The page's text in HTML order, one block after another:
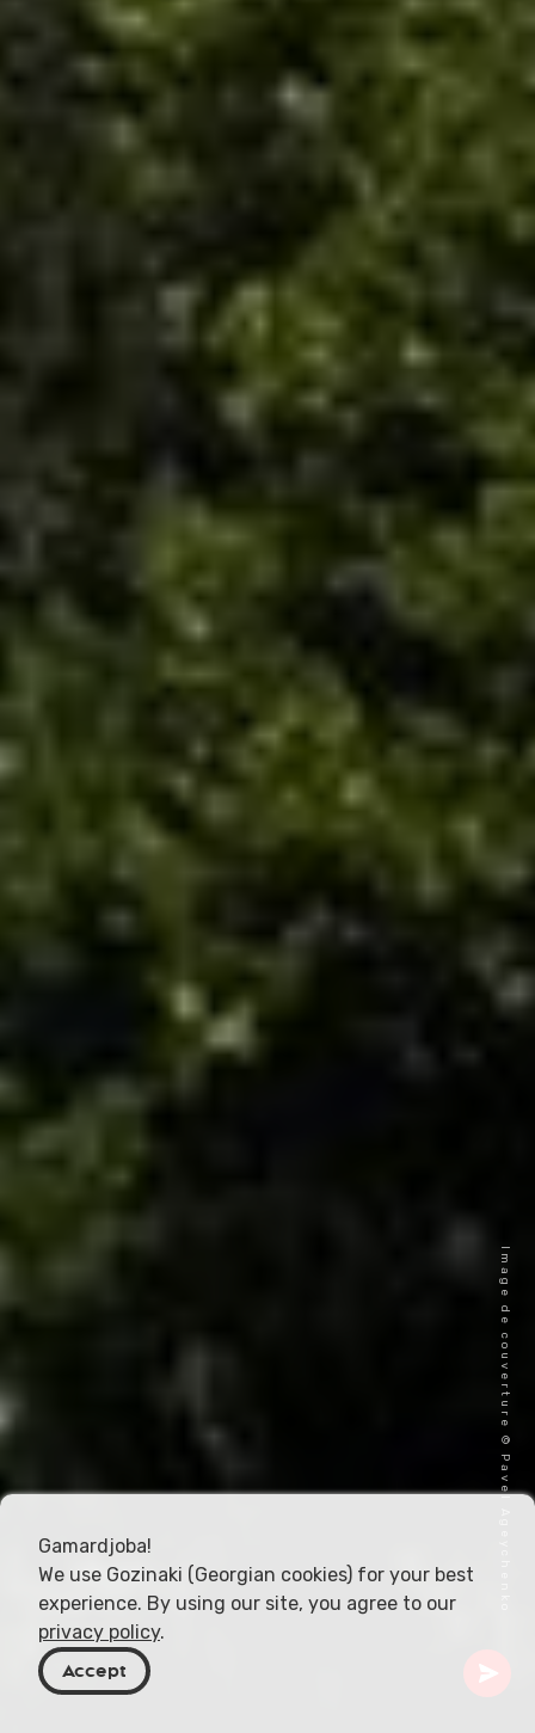
Image de couverture © Pavel Ageychenko
Gamardjoba!
We use Gozinaki (Georgian cookies) for your best
experience. By using our site, you agree to our
privacy policy.
Accept